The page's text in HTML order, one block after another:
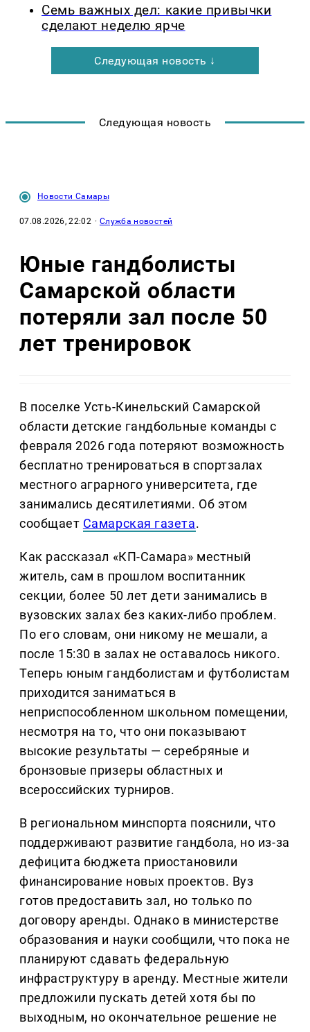
Семь важных дел: какие привычки
сделают неделю ярче
Следующая новость ↓
Следующая новость
Новости Самары
07.08.2026, 22:02 · Служба новостей
Юные гандболисты
Самарской области
потеряли зал после 50
лет тренировок
В поселке Усть-Кинельский Самарской
области детские гандбольные команды с
февраля 2026 года потеряют возможность
бесплатно тренироваться в спортзалах
местного аграрного университета, где
занимались десятилетиями. Об этом
сообщает Самарская газета.
Как рассказал «КП-Самара» местный
житель, сам в прошлом воспитанник
секции, более 50 лет дети занимались в
вузовских залах без каких-либо проблем.
По его словам, они никому не мешали, а
после 15:30 в залах не оставалось никого.
Теперь юным гандболистам и футболистам
приходится заниматься в
неприспособленном школьном помещении,
несмотря на то, что они показывают
высокие результаты — серебряные и
бронзовые призеры областных и
всероссийских турниров.
В региональном минспорта пояснили, что
поддерживают развитие гандбола, но из-за
дефицита бюджета приостановили
финансирование новых проектов. Вуз
готов предоставить зал, но только по
договору аренды. Однако в министерстве
образования и науки сообщили, что пока не
планируют сдавать федеральную
инфраструктуру в аренду. Местные жители
предложили пускать детей хотя бы по
выходным, но окончательное решение не